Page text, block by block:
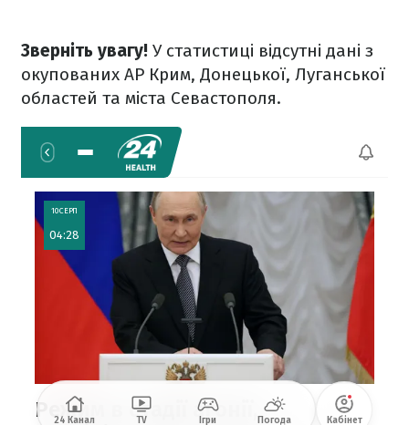
Зверніть увагу! У статистиці відсутні дані з
окупованих АР Крим, Донецької, Луганської
областей та міста Севастополя.